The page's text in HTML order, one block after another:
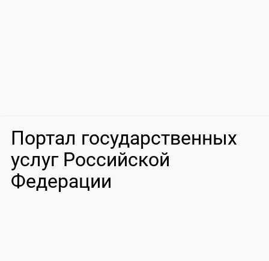
Портал государственных
услуг Российской
Федерации